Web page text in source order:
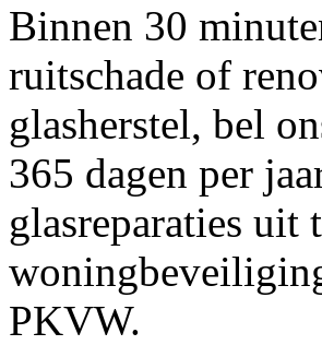
Binnen 30
ruitschade of
glasherstel, bel
365 dagen per
glasreparaties uit
PKVW.